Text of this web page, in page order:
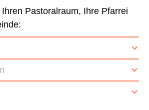
&
Inserate Stellenbörse
Pastoralraum, Ihre Pfarrei